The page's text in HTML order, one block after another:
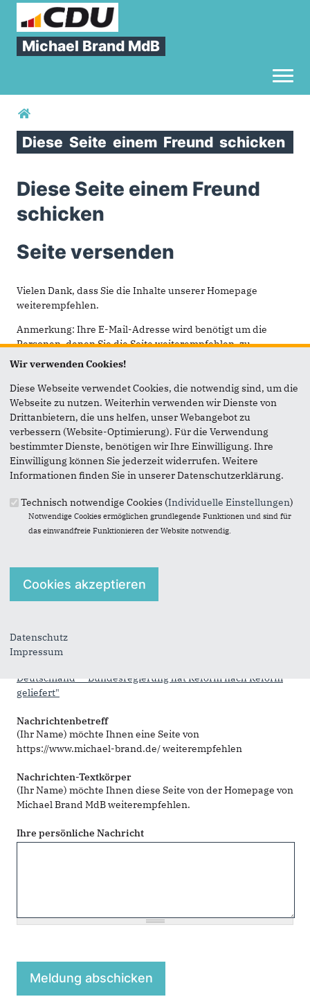
Michael Brand MdB
Sie sind hier
Diese Seite einem Freund schicken
Diese Seite einem Freund
schicken
Seite versenden
Vielen Dank, dass Sie die Inhalte unserer Homepage
weiterempfehlen.
Anmerkung: Ihre E-Mail-Adresse wird benötigt um die
Personen, denen Sie die Seite weiterempfehlen, zu
informieren, von wem die Empfehlung kommt, und dass es
Das mit * gekennzeichnete Feld ist ein Pflichtfeld.
Eigene E-Mail-Adresse
Eigener Name*
Senden an
Sie leiten den folgenden Inhalt weiter
Deutschland - "Bundesregierung hat Reform nach Reform
geliefert"
Nachrichtenbetreff
(Ihr Name) möchte Ihnen eine Seite von
https://www.michael-brand.de/ weiterempfehlen
Nachrichten-Textkörper
(Ihr Name) möchte Ihnen diese Seite von der Homepage von
Michael Brand MdB weiterempfehlen.
Ihre persönliche Nachricht
Wir verwenden Cookies!
Diese Webseite verwendet Cookies, die notwendig sind, um die
Webseite zu nutzen. Weiterhin verwenden wir Dienste von
Drittanbietern, die uns helfen, unser Webangebot zu
verbessern (Website-Optimierung). Für die Verwendung
bestimmter Dienste, benötigen wir Ihre Einwilligung. Ihre
Einwilligung können Sie jederzeit widerrufen. Weitere
Informationen finden Sie in unserer Datenschutzerklärung.
Technisch notwendige Cookies (Individuelle Einstellungen)
Notwendige Cookies ermöglichen grundlegende Funktionen und sind für
das einwandfreie Funktionieren der Website notwendig.
Datenschutz
Impressum